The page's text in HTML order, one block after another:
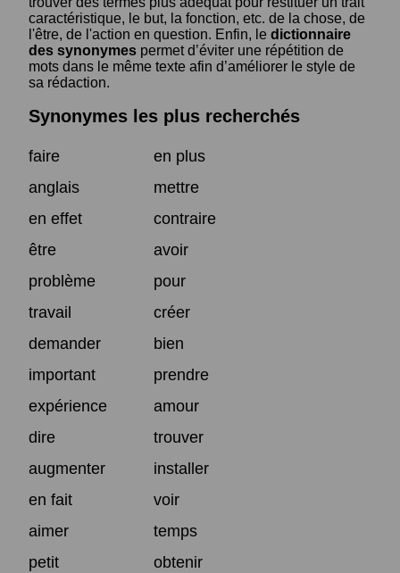
caractéristique, le but, la fonction, etc. de la chose, de
l'être, de l'action en question. Enfin, le dictionnaire
des synonymes permet d’éviter une répétition de
mots dans le même texte afin d’améliorer le style de
sa rédaction.
Synonymes les plus recherchés
faire
en plus
anglais
mettre
en effet
contraire
être
avoir
problème
pour
travail
créer
demander
bien
important
prendre
expérience
amour
dire
trouver
augmenter
installer
en fait
voir
aimer
temps
petit
obtenir